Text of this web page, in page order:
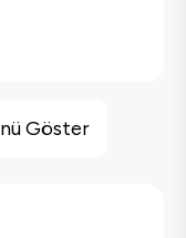
Göster